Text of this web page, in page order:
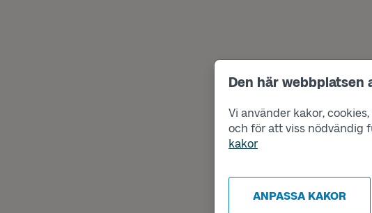
Den här webbplatsen
Vi använder kakor,
och för att viss nödvändig
kakor
ANPASSA KAKOR